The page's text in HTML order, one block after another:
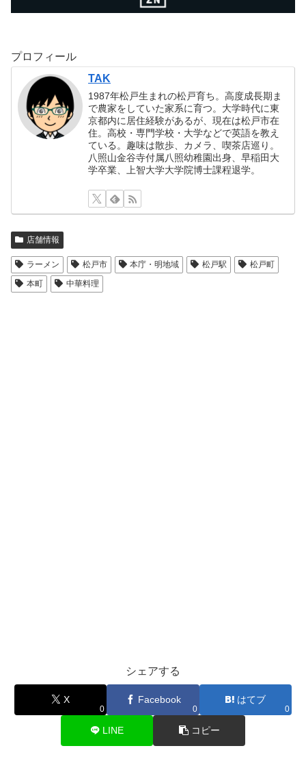
プロフィール
TAK
1987年松戸生まれの松戸育ち。高度成長期ま
で農家をしていた家系に育つ。大学時代に東
京都内に居住経験があるが、現在は松戸市在
住。高校・専門学校・大学などで英語を教え
ている。趣味は散歩、カメラ、喫茶店巡り。
八照山金谷寺付属八照幼稚園出身、早稲田大
学卒業、上智大学大学院博士課程退学。
店舗情報
ラーメン 松戸市 本庁・明地域 松戸駅
松戸町
本町
中華料理
シェアする
X
0
Facebook
0
はてブ
0
LINE コピー